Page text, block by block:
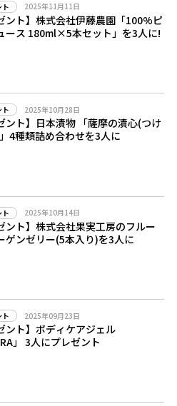
ト 2025年11月11日
ント】株式会社伊藤農園「100%ピ
ース 180ml×5本セット」を3人に!
ト 2025年10月28日
ント】日本漬物 「薩摩の漬心(つけ
4種類詰め合わせを3人に
ト 2025年10月14日
ント】株式会社果実工房のフルー
ゲンゼリー(5本入り)を3人に
ト 2025年09月23日
ント】ボディケアジェル
」 3人にプレゼント